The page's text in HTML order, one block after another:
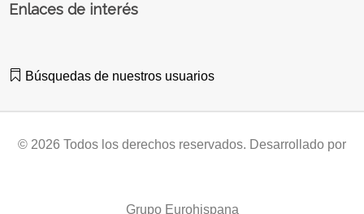
Enlaces de interés
Búsquedas de nuestros usuarios
© 2026 Todos los derechos reservados. Desarrollado por
Grupo Eurohispana